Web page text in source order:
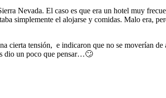
Nevada. El caso es que era un hotel muy
simplemente el alojarse y comidas. Malo era,
cierta tensión, e indicaron que no se moverían
dio un poco que pensar…🙄